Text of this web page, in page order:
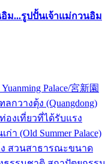
ม...รูปปั้นเจ้าแม่กวนอิม
Palace/宮新園
กวางตุ้ง (Quangdong)
งเที่ยวที่ได้รับแรง
(Old Summer Palace)
สวนสาธารณะขนาด